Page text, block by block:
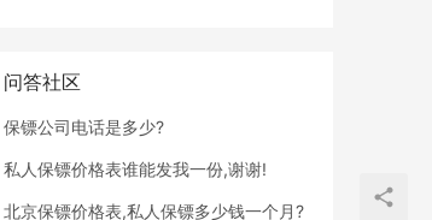
问答社区
保镖公司电话是多少?
私人保镖价格表谁能发我一份,谢谢!
北京保镖价格表,私人保镖多少钱一个月?